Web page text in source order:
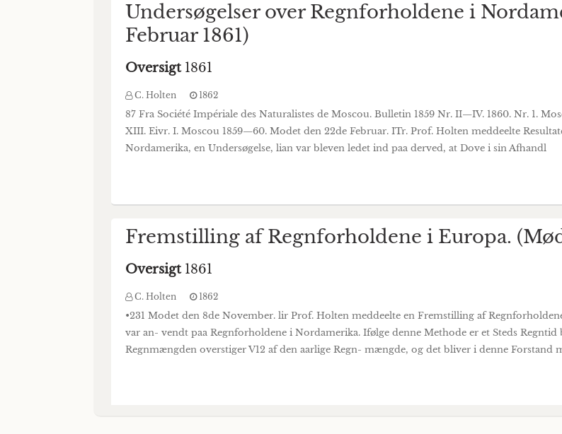
Undersøgelser over Regnforholdene i
Februar 1861)
Oversigt 1861
C. Holten 1862
87 Fra Société Impériale des Naturalistes de Moscou. Bulletin 1859 Nr. II—IV. 1860. Nr. 1.
XIII. Eivr. I. Moscou 1859—60. Modet den 22de Februar. ITr. Prof. Holten meddeelte
Nordamerika, en Undersøgelse, lian var bleven ledet ind paa derved, at Dove i sin Afhandl
Fremstilling af Regnforholdene i Europa.
Oversigt 1861
C. Holten 1862
•231 Modet den 8de November. lir Prof. Holten meddeelte en Fremstilling af
var an- vendt paa Regnforholdene i Nordamerika. Ifølge denne Methode er et Steds
Regnmængden overstiger V12 af den aarlige Regn- mængde, og det bliver i denne Forstand